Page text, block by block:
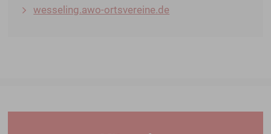
wesseling.awo-ortsvereine.de